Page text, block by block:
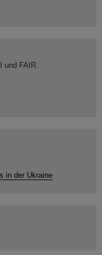
und FAIR.
in der Ukraine